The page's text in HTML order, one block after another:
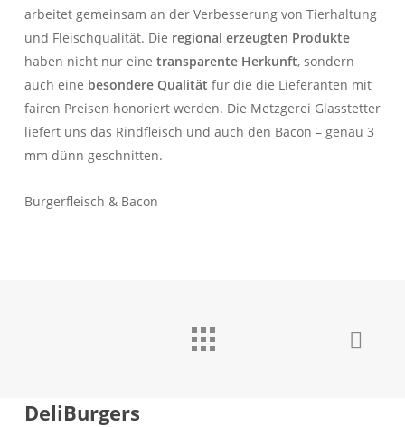
arbeitet gemeinsam an der Verbesserung von Tierhaltung
und Fleischqualität. Die regional erzeugten Produkte
haben nicht nur eine transparente Herkunft, sondern
auch eine besondere Qualität für die die Lieferanten mit
fairen Preisen honoriert werden. Die Metzgerei Glasstetter
liefert uns das Rindfleisch und auch den Bacon – genau 3
mm dünn geschnitten.
Burgerfleisch & Bacon
DeliBurgers